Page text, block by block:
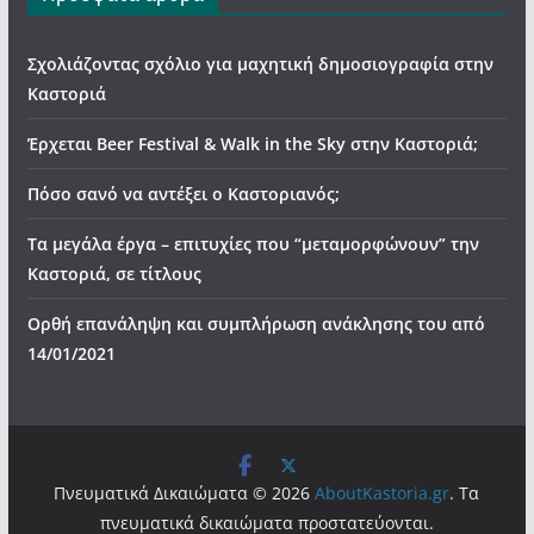
Σχολιάζοντας σχόλιο για μαχητική δημοσιογραφία στην
Καστοριά
Έρχεται Beer Festival & Walk in the Sky στην Καστοριά;
Πόσο σανό να αντέξει ο Καστοριανός;
Τα μεγάλα έργα – επιτυχίες που “μεταμορφώνουν” την
Καστοριά, σε τίτλους
Ορθή επανάληψη και συμπλήρωση ανάκλησης του από
14/01/2021
Πνευματικά Δικαιώματα © 2026AboutKastoria.gr. Τα
πνευματικά δικαιώματα προστατεύονται.